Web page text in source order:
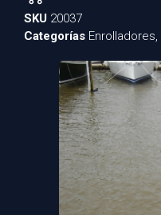
SKU 20037
Categorías Enrolladores,